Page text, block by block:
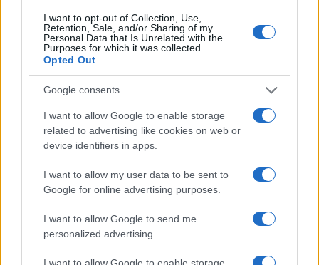
I want to opt-out of Collection, Use,
Retention, Sale, and/or Sharing of my
Personal Data that Is Unrelated with the
Purposes for which it was collected.
Opted Out
Google consents
I want to allow Google to enable storage
related to advertising like cookies on web or
device identifiers in apps.
I want to allow my user data to be sent to
Google for online advertising purposes.
I want to allow Google to send me
personalized advertising.
I want to allow Google to enable storage
Sigue leyendo
EUROPA